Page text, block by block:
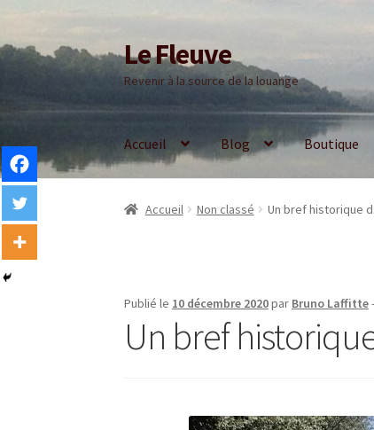
Aller
à
la
navigation
Aller
au
contenu
Le Fleuve
Revenir à la source de la louange
Accueil Blog Boutique
Accueil Non classé Un bref historique
Publié le 10 décembre 2020par Bruno Laffitte
Un bref